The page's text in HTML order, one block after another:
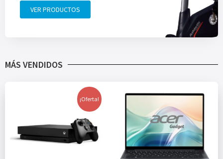
VER PRODUCTOS
MÁS VENDIDOS
¡Oferta!